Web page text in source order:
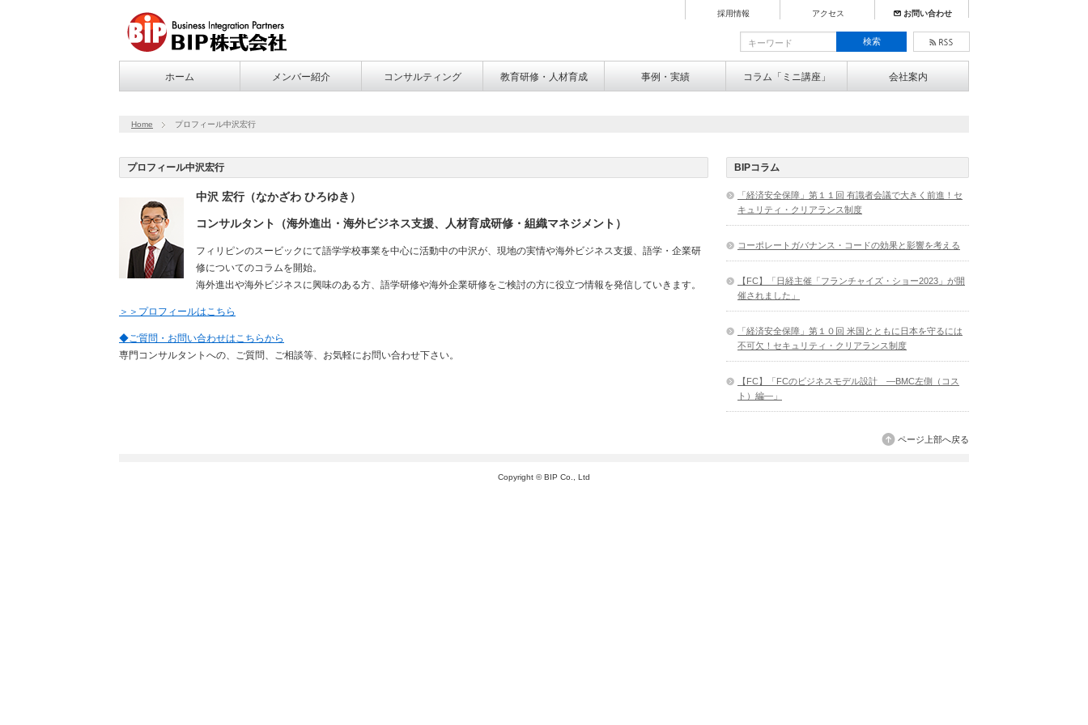
採用情報 アクセス お問い合わせ
ホーム メンバー紹介 コンサルティング 教育研修・人材育成 事例・実績 コラム「ミニ講座」 会社案内
Home プロフィール中沢宏行
プロフィール中沢宏行
中沢 宏行（なかざわ ひろゆき）
コンサルタント（海外進出・海外ビジネス支援、人材育成研修・組織マネジメント）
フィリピンのスービックにて語学学校事業を中心に活動中の中沢が、現地の実情や海外ビジネス支援、語学・企業研
修についてのコラムを開始。
海外進出や海外ビジネスに興味のある方、語学研修や海外企業研修をご検討の方に役立つ情報を発信していきます。
＞＞プロフィールはこちら
◆ご質問・お問い合わせはこちらから
専門コンサルタントへの、ご質問、ご相談等、お気軽にお問い合わせ下さい。
BIPコラム
「経済安全保障」第１１回 有識者会議で大きく前進！セ
キュリティ・クリアランス制度
コーポレートガバナンス・コードの効果と影響を考える
【FC】「日経主催「フランチャイズ・ショー2023」が開
催されました」
「経済安全保障」第１０回 米国とともに日本を守るには
不可欠！セキュリティ・クリアランス制度
【FC】「FCのビジネスモデル設計 ―BMC左側（コス
ト）編―」
ページ上部へ戻る
Copyright © BIP Co., Ltd